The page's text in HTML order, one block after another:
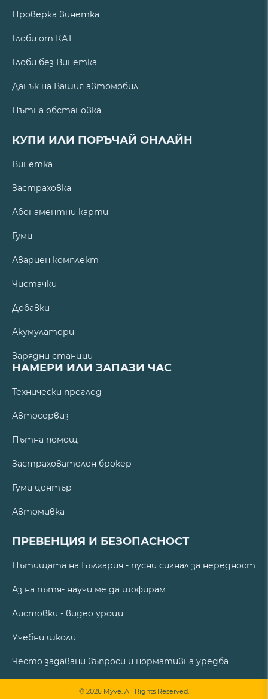
Проверка винетка
Глоби от КАТ
Глоби без Винетка
Данък на Вашия автомобил
Пътна обстановка
КУПИ ИЛИ ПОРЪЧАЙ ОНЛАЙН
Винетка
Застраховка
Абонаментни карти
Гуми
Авариен комплект
Чистачки
Добавки
Акумулатори
Зарядни станции
НАМЕРИ ИЛИ ЗАПАЗИ ЧАС
Технически преглед
Автосервиз
Пътна помощ
Застрахователен брокер
Гуми център
Автомивка
ПРЕВЕНЦИЯ И БЕЗОПАСНОСТ
Пътищата на България - пусни сигнал за нередност
Аз на пътя- научи ме да шофирам
Листовки - видео уроци
Учебни школи
Често задавани въпроси и нормативна уредба
© 2026 Myve. All Rights Reserved.